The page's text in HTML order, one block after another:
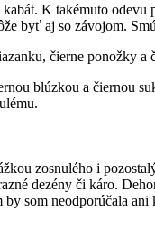
K takémuto
byť aj so závojom.
čierne ponožky a
blúzkou a čiernou
zosnulého i
dezény či káro.
som neodporúčala